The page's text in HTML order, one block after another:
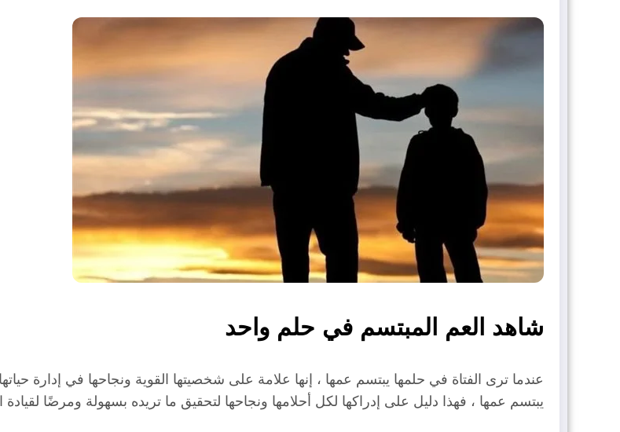
شاهد العم المبتسم في حلم واحد
عندما ترى الفتاة في حلمها يبتسم عمها ، إنها علامة على شخصيتها القوية ونجاحها في إدارة
يبتسم عمها ، فهذا دليل على إدراكها لكل أحلامها ونجاحها لتحقيق ما تريده بسهولة ومرضًا لقيادة